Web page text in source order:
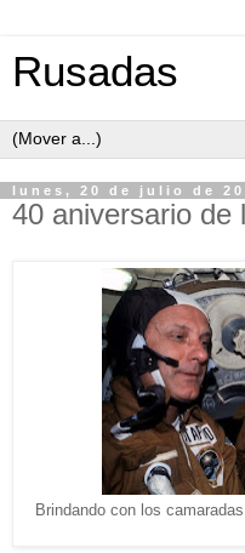
Rusadas
lunes, 20 de julio de
40 aniversario de
Brindando con los